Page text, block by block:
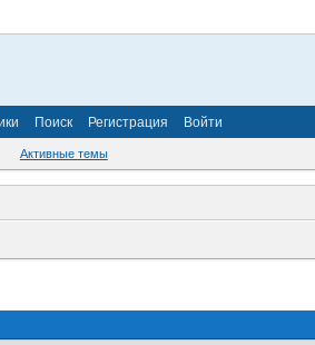
Поиск Регистрация Войти
Активные темы